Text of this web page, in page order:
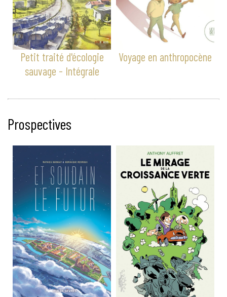
Petit traité d'écologie
sauvage - Intégrale
Voyage en anthropocène
Prospectives